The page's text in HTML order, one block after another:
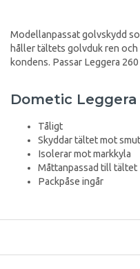
Modellanpassat golvskydd
håller tältets golvduk ren
kondens. Passar Leggera 260
Dometic
Tåligt
Skyddar tältet mot
Isolerar mot markkyla
Måttanpassad till tältet
Packpåse ingår